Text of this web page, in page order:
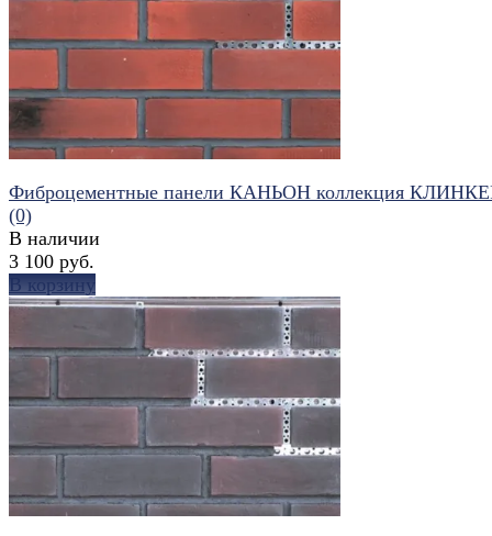
избранное сравнить
избранное сравнить
Фиброцементные панели КАНЬОН коллекция
(0)
В наличии
3 100 руб.
В корзину